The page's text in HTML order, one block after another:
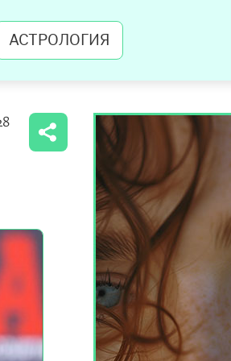
АСТРОЛОГИЯ